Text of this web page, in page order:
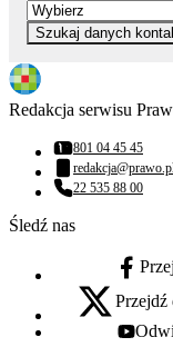
Szukaj danych
Redakcja serwisu
Numer telefonu:
801 04 45 45
Adres email:
Numer telefonu:
22 535 88 00
Śledź nas
facebook
x - otwiera się w
youtube -